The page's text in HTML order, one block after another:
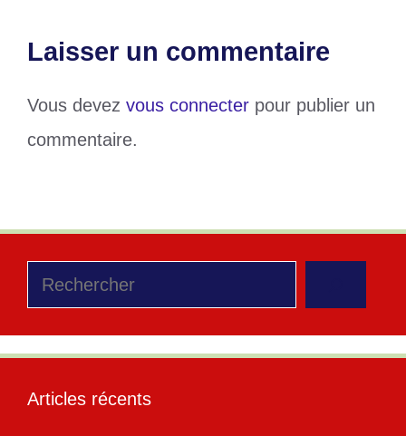
Laisser un commentaire
Vous devez vous connecter pour publier un
commentaire.
Rechercher
Articles récents